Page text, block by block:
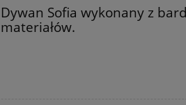
Dywan Sofia wykonany z
materiałów.